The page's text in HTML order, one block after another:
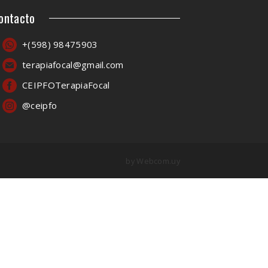
+(598) 98475903
terapiafocal@gmail.com
CEIPFOTerapiaFocal
@ceipfo
by Webcom.uy